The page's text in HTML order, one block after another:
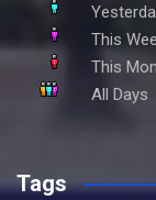
This
This
All Days
Tags